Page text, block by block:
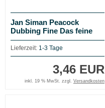
Jan Siman Peacock
Dubbing Fine Das feine
Pfauengras-Dubbing der
tschechischen
Nymphenfischer!
Lieferzeit: 1-3 Tage
3,46 EUR
inkl. 19 % MwSt. zzgl. Versandkosten